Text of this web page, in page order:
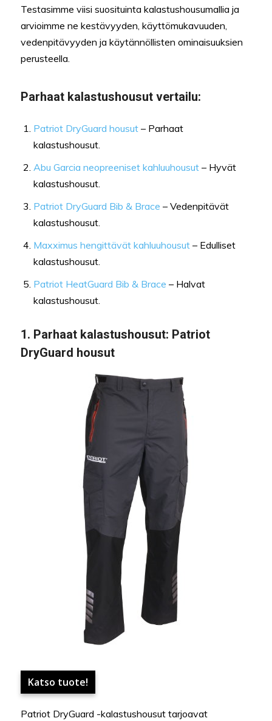
Testasimme viisi suosituinta kalastushousumallia ja
arvioimme ne kestävyyden, käyttömukavuuden,
vedenpitävyyden ja käytännöllisten ominaisuuksien
perusteella.
Parhaat kalastushousut vertailu:
Patriot DryGuard housut – Parhaat
kalastushousut.
Abu Garcia neopreeniset kahluuhousut – Hyvät
kalastushousut.
Patriot DryGuard Bib & Brace – Vedenpitävät
kalastushousut.
Maxximus hengittävät kahluuhousut – Edulliset
kalastushousut.
Patriot HeatGuard Bib & Brace – Halvat
kalastushousut.
1. Parhaat kalastushousut: Patriot
DryGuard housut
Katso tuote!
Patriot DryGuard -kalastushousut tarjoavat